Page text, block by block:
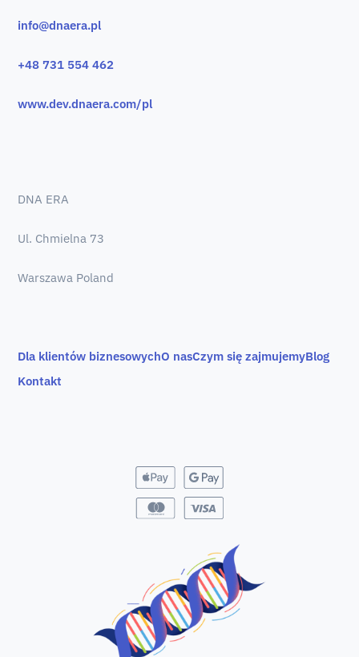
info@dnaera.pl
+48 731 554 462
www.dev.dnaera.com/pl
DNA ERA
Ul. Chmielna 73
Warszawa Poland
Dla klientów biznesowychO nasCzym się zajmujemyBlog
Kontakt